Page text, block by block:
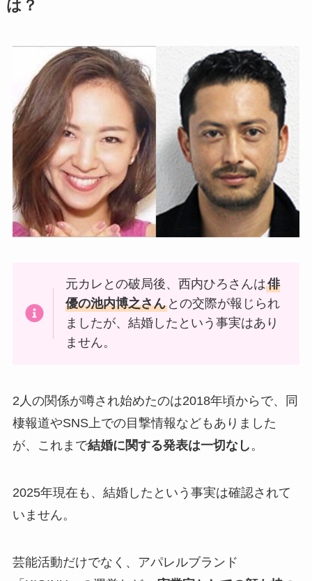
は？
元カレとの破局後、西内ひろさんは俳
優の池内博之さん との交際が報じられ
ましたが、結婚したという事実はあり
ません。
2人の関係が噂され始めたのは2018年頃からで、同
棲報道やSNS上での目撃情報などもありました
が、これまで結婚に関する発表は一切なし。
2025年現在も、結婚したという事実は確認されて
いません。
芸能活動だけでなく、アパレルブランド